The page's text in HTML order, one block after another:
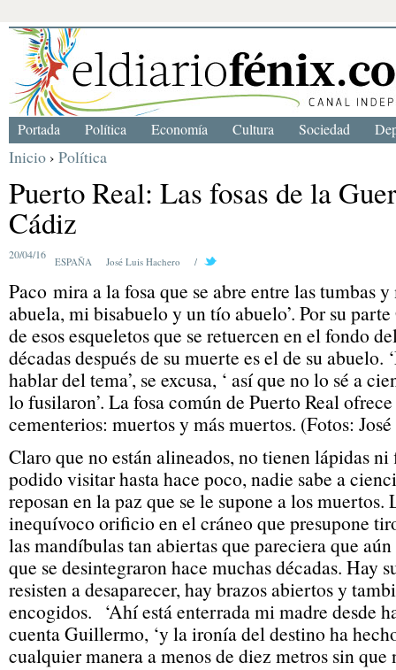
Inicio › Política
Puerto Real: Las fosas de la
Cádiz
20/04/16
ESPAÑA José Luis Hachero /
Paco mira a la fosa que se abre entre las tumbas
abuela, mi bisabuelo y un tío abuelo’. Por su
de esos esqueletos que se retuercen en el fondo
décadas después de su muerte es el de su abuelo.
hablar del tema’, se excusa, ‘ así que no lo sé a
lo fusilaron’. La fosa común de Puerto Real
cementerios: muertos y más muertos. (Fotos:
Claro que no están alineados, no tienen lápidas ni
podido visitar hasta hace poco, nadie sabe a
reposan en la paz que se le supone a los muertos.
inequívoco orificio en el cráneo que presupone
las mandíbulas tan abiertas que pareciera que
que se desintegraron hace muchas décadas. Hay
resisten a desaparecer, hay brazos abiertos y
encogidos. ‘Ahí está enterrada mi madre desde
cuenta Guillermo, ‘y la ironía del destino ha
cualquier manera a menos de diez metros sin
Portada Política Economía Cultura Sociedad